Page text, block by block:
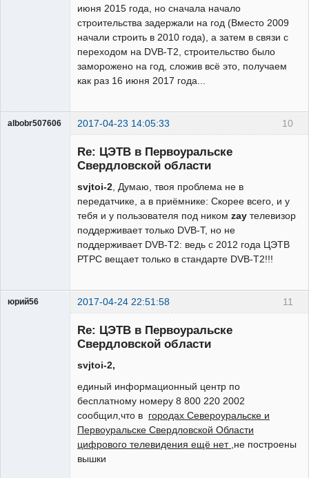
июня 2015 года, но сначала начало
строительства задержали на год (Вместо 2009
начали строить в 2010 года), а затем в связи с
переходом на DVB-T2, строительство было
заморожено на год, сложив всё это, получаем
как раз 16 июня 2017 года...
10
albobr507606 2017-04-23 14:05:33
Re: ЦЭТВ в Первоуральске
Свердловской области
svjtoi-2 , Думаю, твоя проблема не в
передатчике, а в приёмнике: Скорее всего, и у
тебя и у пользователя под ником zay телевизор
поддерживает только DVB-T, но не
поддерживает DVB-T2: ведь с 2012 года ЦЭТВ
РТРС вещает только в стандарте DVB-T2!!!
11
юрий56 2017-04-24 22:51:58
Re: ЦЭТВ в Первоуральске
Свердловской области
svjtoi-2,
единый информационный центр по
бесплатному номеру 8 800 220 2002
сообщил,что в городах Североуральске и
Первоуральске Свердловской Области
цифрового телевидения ещё нет ,не построены
вышки